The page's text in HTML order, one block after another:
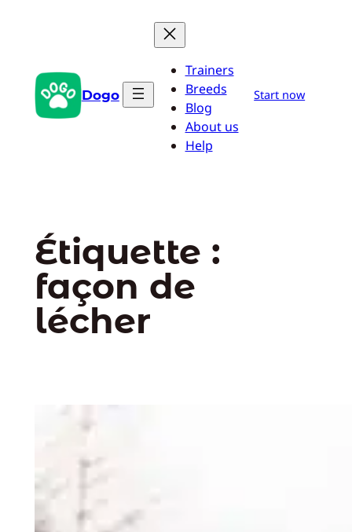
Dogo
Trainers
Breeds
Blog
About us
Help
Start now
Étiquette :
façon de
lécher